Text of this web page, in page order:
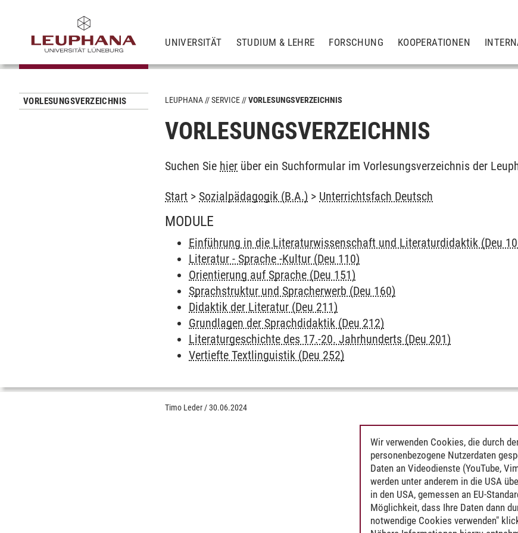
UNIVERSITÄT STUDIUM & LEHRE FORSCHUNG KOOPERATIONEN
VORLESUNGSVERZEICHNIS LEUPHANA SERVICE VORLESUNGSVERZEICHNIS
VORLESUNGSVERZEICHNIS
Suchen Sie hier über ein Suchformular im Vorlesungsverzeichnis der
Start > Sozialpädagogik (B.A.) > Unterrichtsfach Deutsch
MODULE
Einführung in die Literaturwissenschaft und Literaturdidaktik (Deu
Literatur - Sprache -Kultur (Deu 110)
Orientierung auf Sprache (Deu 151)
Sprachstruktur und Spracherwerb (Deu 160)
Didaktik der Literatur (Deu 211)
Grundlagen der Sprachdidaktik (Deu 212)
Literaturgeschichte des 17.-20. Jahrhunderts (Deu 201)
Vertiefte Textlinguistik (Deu 252)
Timo Leder /30.06.2024
Wir verwenden Cookies, die durch
personenbezogene Nutzerdaten
Daten an Videodienste (YouTube,
werden unter anderem in die USA
in den USA, gemessen an EU-
Möglichkeit, dass Ihre Daten dann
notwendige Cookies verwenden"